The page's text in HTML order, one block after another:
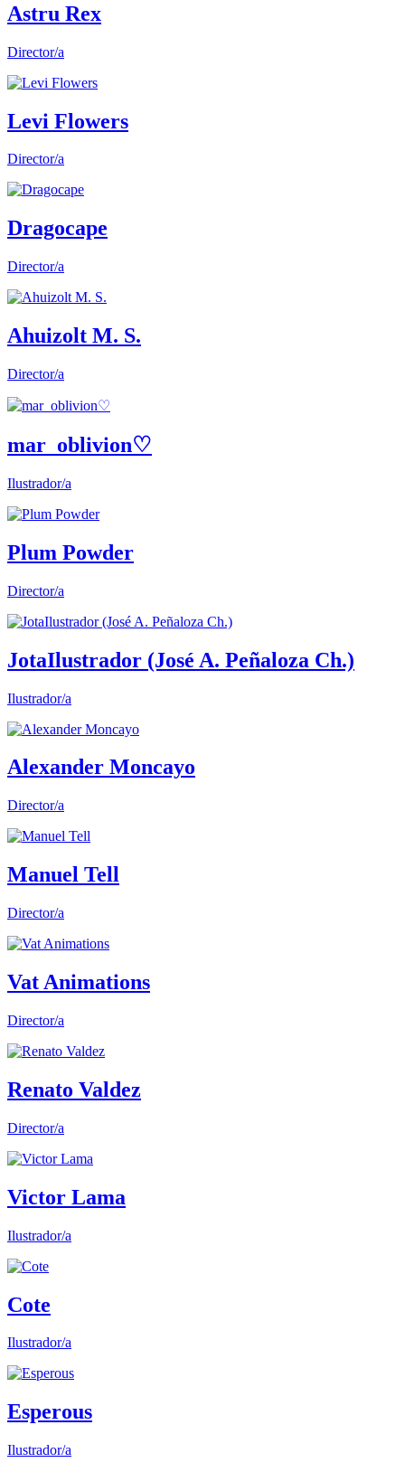
Astru Rex
Director/a
Levi Flowers
Director/a
Dragocape
Director/a
Ahuizolt M. S.
Director/a
mar_oblivion♡
Ilustrador/a
Plum Powder
Director/a
JotaIlustrador (José A. Peñaloza Ch.)
Ilustrador/a
Alexander Moncayo
Director/a
Manuel Tell
Director/a
Vat Animations
Director/a
Renato Valdez
Director/a
Victor Lama
Ilustrador/a
Cote
Ilustrador/a
Esperous
Ilustrador/a